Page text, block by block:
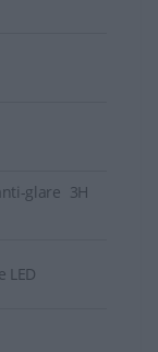
glare 3H
LED